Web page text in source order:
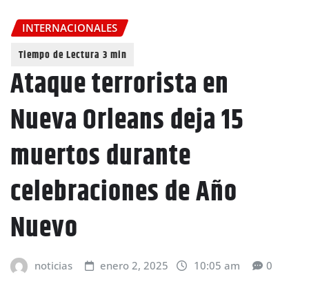
INTERNACIONALES
Ataque terrorista en
Nueva Orleans deja 15
muertos durante
celebraciones de Año
Nuevo
noticias enero 2, 2025 10:05 am 0